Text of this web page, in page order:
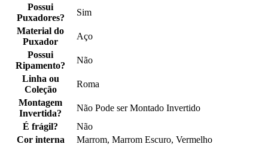
Possui
Puxadores?
Sim
Material do
Puxador
Aço
Possui
Ripamento?
Não
Linha ou
Coleção
Roma
Montagem
Invertida?
Não Pode ser Montado Invertido
É frágil?
Não
Cor interna
Marrom, Marrom Escuro, Vermelho